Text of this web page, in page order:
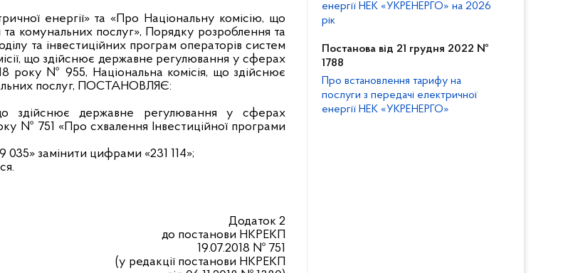
енергії» та «Про Національну комісію, що
комунальних послуг», Порядку розроблення та
та інвестиційних програм операторів систем
що здійснює державне регулювання у сферах
року № 955, Національна комісія, що здійснює
послуг, ПОСТАНОВЛЯЄ:
здійснює державне регулювання у сферах
№ 751 «Про схвалення Інвестиційної програми
замінити цифрами «231 114»;
Додаток 2
до постанови НКРЕКП
19.07.2018 № 751
(у редакції постанови НКРЕКП
енергії НЕК «УКРЕНЕРГО» на 2026
рік
Постанова від 21 грудня 2022 №
1788
Про встановлення тарифу на
послуги з передачі електричної
енергії НЕК «УКРЕНЕРГО»